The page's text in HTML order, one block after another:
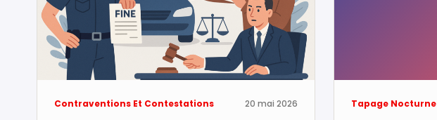
Contraventions Et Contestations 20 mai 2026 Tapage Nocturne